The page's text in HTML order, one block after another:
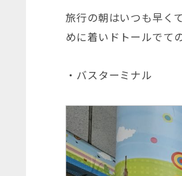
旅行の朝はいつも早く
めに着いドトールでて
・バスターミナル